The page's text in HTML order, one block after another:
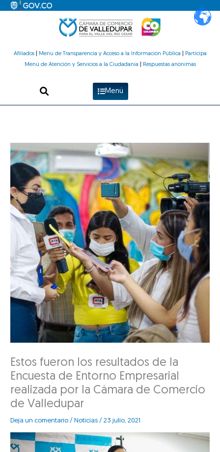
Afiliados| Menú de Transparencia y Acceso a la Información Pública
Participa
Menú de Atención y Servicios a la Ciudadanía
Respuestas anónimas
Menú
Estos fueron los resultados de la
Encuesta de Entorno Empresarial
realizada por la Cámara de Comercio
de Valledupar
Deja un comentario / Noticias /23 julio, 2021